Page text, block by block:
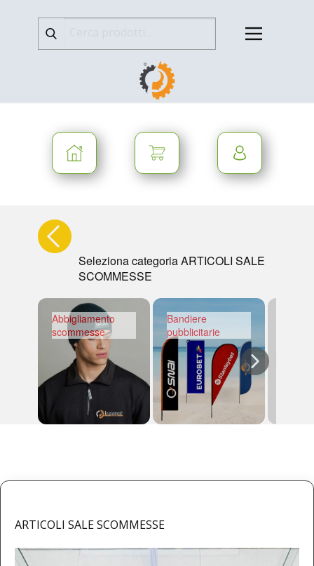
Seleziona categoria ARTICOLI SALE
SCOMMESSE
Abbigliamento
scommesse
Bandiere
pubblicitarie
ARTICOLI SALE SCOMMESSE